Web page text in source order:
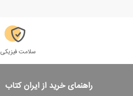
سلامت فیزیکی
راهنمای خرید از ایران کتاب